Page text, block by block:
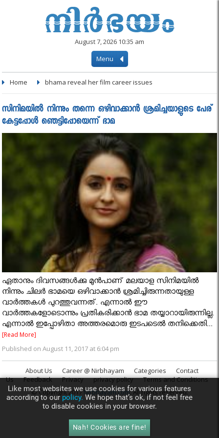
August 7, 2026 10:35 am
Menu
Home bhama reveal her film career issues
സിനിമയില്‍ നിന്നും തന്നെ ഒഴിവാക്കാന്‍ ശ്രമിച്ചയാളുടെ പേര്
കേട്ടപ്പോള്‍ ഞെട്ടിപ്പോയെന്ന് ഭാമ
ഏതാനും ദിവസങ്ങള്‍ക്കു മുന്‍പാണ് മലയാള സിനിമയില്‍
നിന്നും ചിലര്‍ ഭാമയെ ഒഴിവാക്കാന്‍ ശ്രമിച്ചിരുന്നതായുള്ള
വാര്‍ത്തകള്‍ പുറത്തുവന്നത്. എന്നാല്‍ ഈ
വാര്‍ത്തകളോടൊന്നും പ്രതികരിക്കാന്‍ ഭാമ തയ്യാറായിരുന്നില്ല.
എന്നാല്‍ ഇപ്പോഴിതാ അത്തരമൊരു ഇടപടെല്‍ തനിക്കെതി...
[Read More]
Published on August 11, 2017 at 6:04 pm
About Us Career @ Nirbhayam Categories
Contact
Us
Feedback Privacy privacy policy
Terms and Conditions
© Copyright 2017Nirbhayam.com. All rights reserved.
Like most websites we use cookies for various features
according to ourpolicy.We hope that’s ok, if not feel free
to disable cookies in your browser.
Nah! Cookies are fine!